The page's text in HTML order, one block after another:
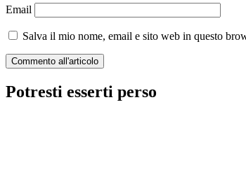
Email
Salva il mio nome, email e sito web in questo
Potresti esserti perso